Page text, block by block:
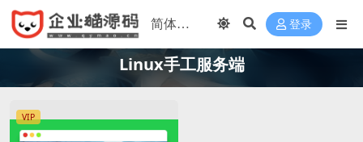
登录
Linux手工服务端
VIP